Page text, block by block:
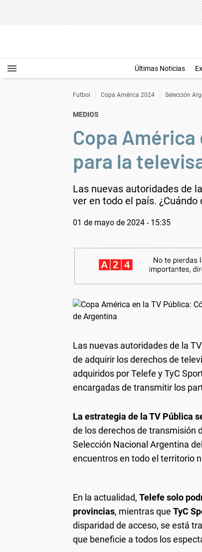
Últimas Noticias
Futbol Copa América 2024 Selección
MEDIOS
Copa
para la
Las nuevas autoridades de
ver en todo el país.
01 de mayo de 2024 - 15:35
Las nuevas autoridades de la
de adquirir los derechos de
adquiridos por Telefe y TyC
encargadas de transmitir los
La estrategia de la TV Pública
de los derechos de transmisión
Selección Nacional Argentina
encuentros en todo el territorio
En la actualidad, Telefe solo
provincias, mientras que TyC
disparidad de acceso, se está
que beneficie a todos los